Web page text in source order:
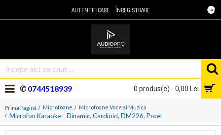
Lei
AUTENTIFICARE ÎNREGISTRARE
0 produs(e) - 0,00 Lei
✆0744518939
Prima Pagină Microfoane Microfoane Voce si Muzica
Microfon Karaoke - Dinamic, Cardioid, DM226, Proel